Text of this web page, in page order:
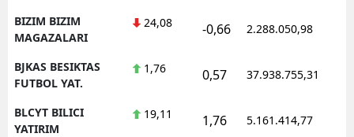
BIZIM BIZIM
MAGAZALARI
24,08 -0,66 2.288.050,98
BJKAS BESIKTAS
FUTBOL YAT.
1,76 0,57 37.938.755,31
BLCYT BILICI
YATIRIM
19,11 1,76 5.161.414,77